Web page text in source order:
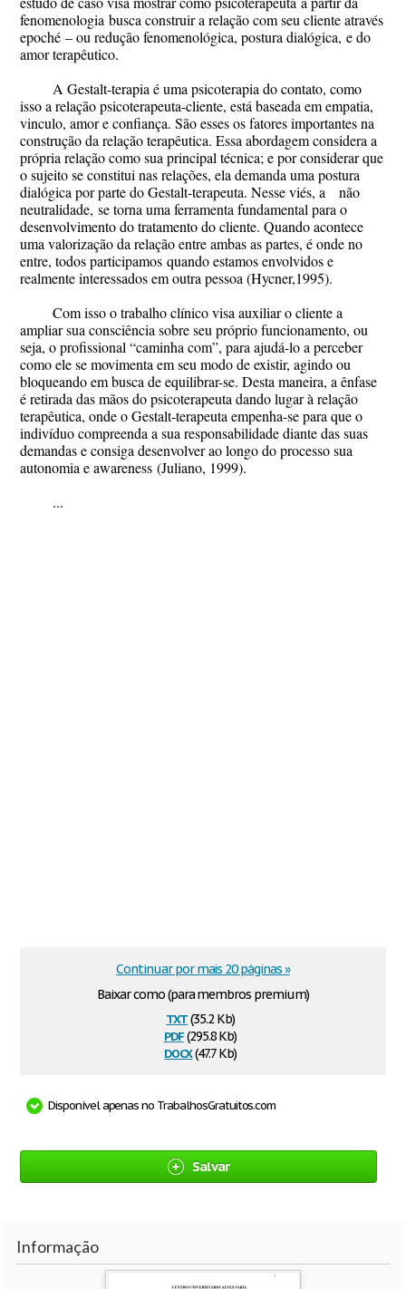
fenomenologia busca construir a relação com seu cliente através
epoché –ou redução fenomenológica, postura dialógica, e do
amor terapêutico.
A Gestalt-terapia é uma psicoterapia do contato, como
isso a relação psicoterapeuta-cliente, está baseada em empatia,
vinculo, amor e confiança. São esses os fatores importantes na
construção da relaçãoterapêutica. Essa abordagem considera a
própria relação como sua principal técnica; e por considerar que
o sujeito se constitui nas relações, ela demanda uma postura
dialógica por parte do Gestalt-terapeuta. Nesse viés, a
não
neutralidade, se torna uma ferramenta fundamental para o
desenvolvimento do tratamento do cliente. Quando acontece
uma valorização da relação entre ambas as partes, é onde no
entre, todos participamos quandoestamosenvolvidos e
realmente interessados em outra pessoa (Hycner,1995).
Com isso o trabalho clínico visa auxiliar o cliente a
ampliar sua consciência sobre seu próprio funcionamento, ou
seja, o profissional “caminha com”, para ajudá-lo a perceber
como ele se movimenta em seu modo de existir, agindo ou
bloqueando em busca de equilibrar-se. Desta maneira, a ênfase
é retirada das mãos do psicoterapeuta dando lugar à relação
terapêutica, ondeo Gestalt-terapeuta empenha-se para que o
indivíduo compreenda a sua responsabilidade diante das suas
demandas e consiga desenvolver ao longo do processo sua
autonomia eawareness (Juliano, 1999).
...
Baixar como (para membros premium)
txt(35.2 Kb)
pdf(295.8 Kb)
docx(47.7 Kb)
Continuar por mais 20 páginas »
Disponível apenas no TrabalhosGratuitos.com
Salvar
Informação